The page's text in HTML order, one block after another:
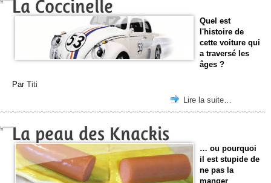
La Coccinelle
Quel est
l'histoire de
cette voiture qui
a traversé les
âges ?
Par Titi
Lire la suite…
La peau des Knackis
… ou pourquoi
il est stupide de
ne pas la
manger